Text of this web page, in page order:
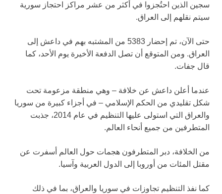
سجين الذين احتُجزوا في أكثر من عشر مراكز احتجاز سورية
سيتم نقلهم إلى العراق.
حتى الآن، تم إحضار 5383 من المشتبه بهم في داعش إلى
العراق. ومن المتوقع أن تصل الدفعة الأخيرة يوم الأحد، كما
قال جفات.
عندما أعلن داعش عن خلافة – وهي منطقة مزعومة تحت
شكل تقليدي من الحكم الإسلامي – في أجزاء كبيرة من سوريا
والعراق التي استولى عليها التنظيم في عام 2014، جذبت
المتطرفين من جميع أنحاء العالم.
من الخلافة، دبر المتطرفون هجمات حول العالم أسفرت عن
مقتل المئات من أوروبا إلى الدول العربية وآسيا.
كما نفذ التنظيم تجاوزات في سوريا والعراق، بما في ذلك